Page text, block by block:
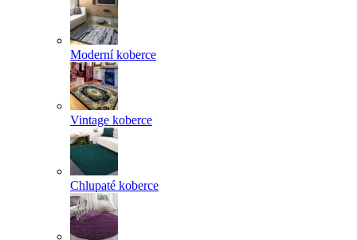
Moderní koberce
Vintage koberce
Chlupaté koberce